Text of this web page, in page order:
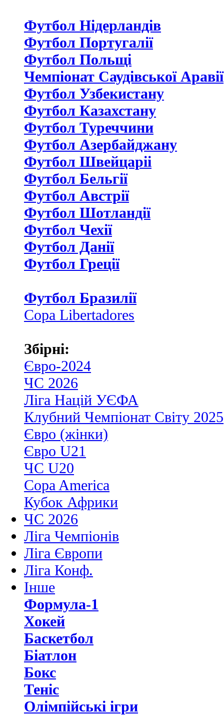
Футбол Нідерландiв
Футбол Португалії
Футбол Польщі
Чемпіонат Саудівської Аравії
Футбол Узбекистану
Футбол Казахстану
Футбол Туреччини
Футбол Азербайджану
Футбол Швейцаріі
Футбол Бельгії
Футбол Австрії
Футбол Шотландії
Футбол Чехії
Футбол Данії
Футбол Греції
Футбол Бразилії
Copa Libertadores
Збірні:
Євро-2024
ЧС 2026
Ліга Націй УЄФА
Клубний Чемпіонат Світу 2025
Євро (жінки)
Євро U21
ЧС U20
Copa America
Кубок Африки
ЧС 2026
Ліга Чемпіонів
Ліга Європи
Ліга Конф.
Інше
Формула-1
Хокей
Баскетбол
Біатлон
Бокс
Теніс
Олімпійські ігри